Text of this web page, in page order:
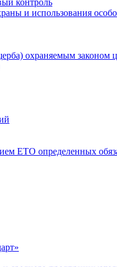
контроль
и использования
охраняемым законом
ЕТО определенных